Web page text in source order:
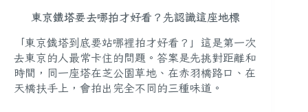
東京鐵塔要去哪拍才好看？先認識這座地標
「東京鐵塔到底要站哪裡拍才好看？」這是第一次
去東京的人最常卡住的問題。答案是先挑對距離和
時間，同一座塔在芝公園草地、在赤羽橋路口、在
天橋扶手上，會拍出完全不同的三種味道。